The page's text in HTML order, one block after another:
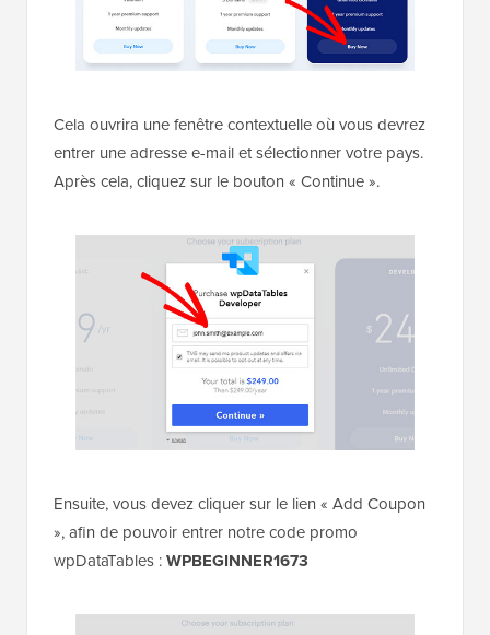
Cela ouvrira une fenêtre contextuelle où vous devrez
entrer une adresse e-mail et sélectionner votre pays.
Après cela, cliquez sur le bouton « Continue ».
Ensuite, vous devez cliquer sur le lien « Add Coupon
», afin de pouvoir entrer notre code promo
wpDataTables :WPBEGINNER1673